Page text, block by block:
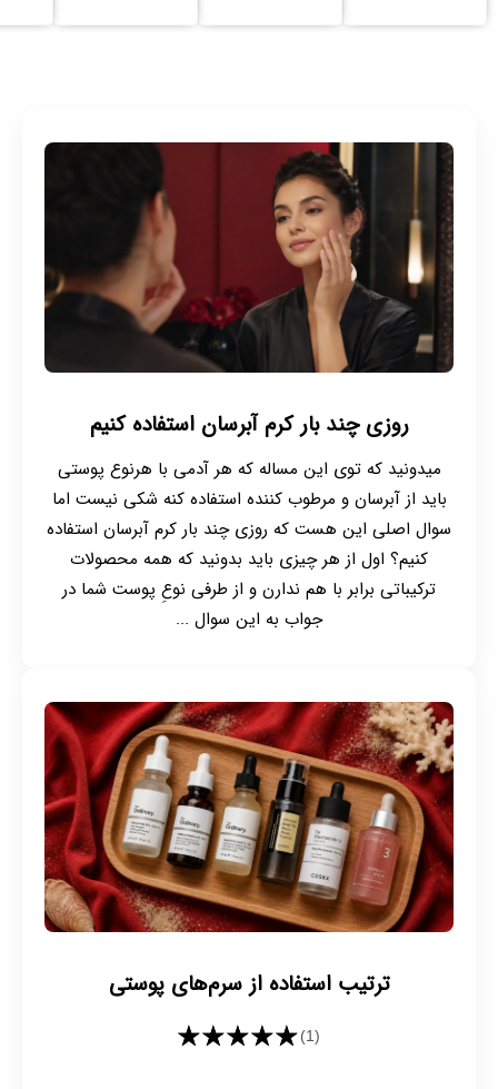
روزی چند بار کرم آبرسان استفاده کنیم
میدونید که توی این مساله که هر آدمی با هرنوع پوستی
باید از آبرسان و مرطوب کننده استفاده کنه شکی نیست اما
سوال اصلی این هست که روزی چند بار کرم آبرسان استفاده
کنیم؟ اول از هر چیزی باید بدونید که همه محصولات
ترکیباتی برابر با هم ندارن و از طرفی نوعِ پوست شما در
جواب به این سوال ...
ترتیب استفاده از سرم‌های پوستی
★★★★★(1)